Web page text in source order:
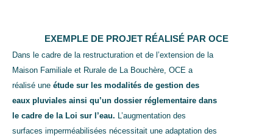
EXEMPLE DE PROJET RÉALISÉ PAR OCE
Dans le cadre de la restructuration et de l’extension de la
Maison Familiale et Rurale de La Bouchère, OCE a
réalisé une étude sur les modalités de gestion des
eaux pluviales ainsi qu’un dossier réglementaire dans
le cadre de la Loi sur l’eau. L’augmentation des
surfaces imperméabilisées nécessitait une adaptation des